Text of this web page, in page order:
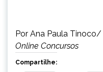
Por Ana Paula Tinoco/
Online Concursos
Compartilhe: